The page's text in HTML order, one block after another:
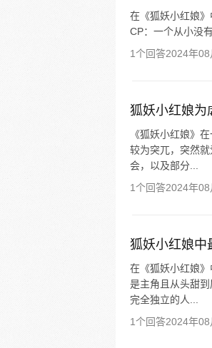
在《狐妖小红娘
CP：一个从小没
1个回答2024年
狐妖小红娘为
《狐妖小红娘》
较为突兀，突然
会，以及部分...
1个回答2024年
狐妖小红娘中
在《狐妖小红娘
是主角且从头甜
完全独立的人...
1个回答2024年